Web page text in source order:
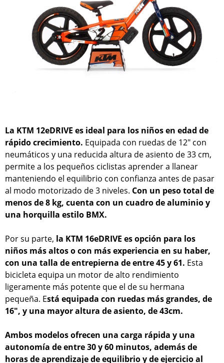
La KTM 12eDRIVE es ideal para los niños en edad de
rápido crecimiento. Equipada con ruedas de 12" con
neumáticos y una reducida altura de asiento de 33 cm,
permite a los pequeños ciclistas aprender a llanear
manteniendo el equilibrio con confianza antes de pasar
al modo motorizado de 3 niveles. Con un peso total de
menos de 8 kg, cuenta con un cuadro de aluminio y
una horquilla estilo BMX.
Por su parte, la KTM 16eDRIVE es opción para los
niños más altos o con más experiencia en su haber,
con una talla de entrepierna de entre 45 y 61. Esta
bicicleta equipa un motor de alto rendimiento
ligeramente más potente que el de su hermana
pequeña. Está equipada con ruedas más grandes, de
16", y una mayor altura de asiento, de 43cm.
Ambos modelos ofrecen una carga rápida y una
autonomía de entre 30 y 60 minutos, además de
horas de aprendizaje de equilibrio y de ejercicio al